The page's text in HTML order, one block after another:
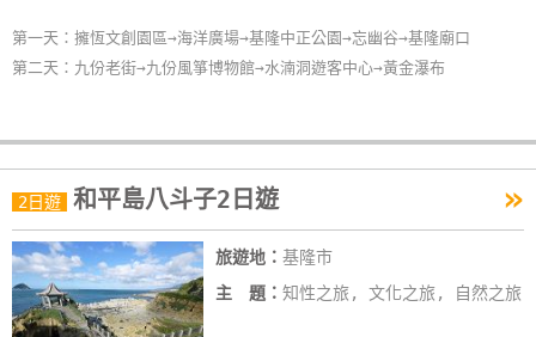
管
理
帳
戶
客
第一天：擁恆文創園區→海洋廣場→基隆中正公園→忘幽谷→基隆廟口
第二天：九份老街→九份風箏博物館→水湳洞遊客中心→黃金瀑布
2日遊 和平島八斗子2日遊 »
旅遊地： 基隆市
主 題： 知性之旅, 文化之旅, 自然之旅